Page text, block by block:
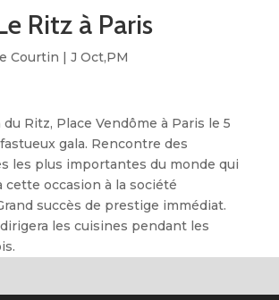
Ritz à Paris
Courtin | J Oct,PM
Ritz, Place Vendôme à Paris le 5
gala. Rencontre des
les plus importantes du monde qui
cette occasion à la société
succès de prestige immédiat.
les cuisines pendant les